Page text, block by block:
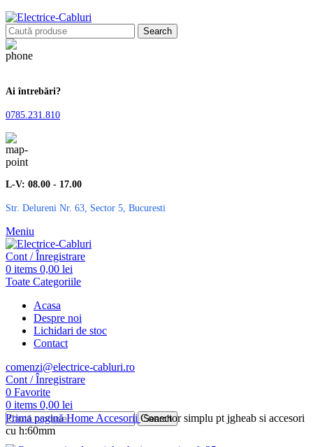
Search
Ai întrebări?
0785.231.810
L-V: 08.00 - 17.00
Str. Delureni Nr. 63, Sector 5, Bucuresti
Meniu
Cont / Înregistrare
0 items 0,00 lei
Toate Categoriile
Acasa
Despre noi
Lichidari de stoc
Contact
comenzi@electrice-cabluri.ro
Cont / Înregistrare
0 Favorite
0 items 0,00 lei
Search
Prima paginăHome Accesorii Conector simplu pt jgheab si accesori
cu h:60mm